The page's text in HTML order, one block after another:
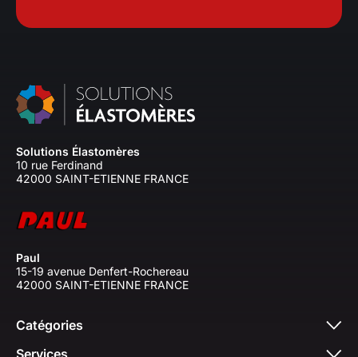
Solutions Élastomères
10 rue Ferdinand
42000 SAINT-ETIENNE FRANCE
Paul
15-19 avenue Denfert-Rochereau
42000 SAINT-ETIENNE FRANCE
Catégories